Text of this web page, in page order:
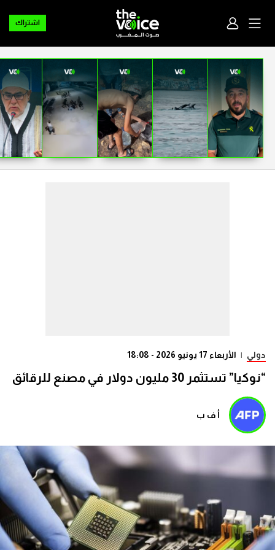
اشتراك
دولي | الأربعاء 17 يونيو 2026 - 18:08
“نوكيا” تستثمر 30 مليون دولار في مصنع للرقائق
أ ف ب